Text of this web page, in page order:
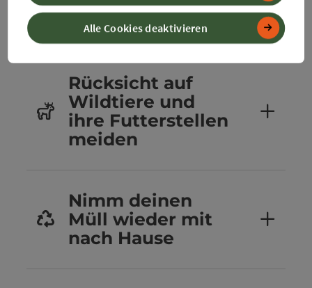
Routen bleiben
Rücksicht auf
Wildtiere und
ihre Futterstellen
meiden
Nimm deinen
Müll wieder mit
nach Hause
Alle Cookies deaktivieren